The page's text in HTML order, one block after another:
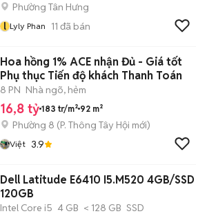
Phường Tân Hưng
l Lyly Phan 11 đã bán
Hoa hồng 1% ACE nhận Đủ - Giá tốt
Phụ thục Tiến độ khách Thanh Toán
8 PN Nhà ngõ, hẻm
16,8 tỷ 183 tr/m² 92 m²
Phường 8 (P. Thông Tây Hội mới)
Việt 3.9
Dell Latitude E6410 I5.M520 4GB/SSD
120GB
Intel Core i5 4 GB < 128 GB SSD